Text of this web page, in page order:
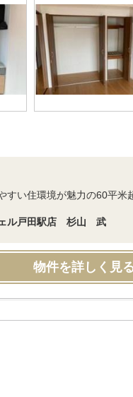
すい住環境が魅力の60平米
ェル戸田駅店 杉山 武
物件を詳しく見